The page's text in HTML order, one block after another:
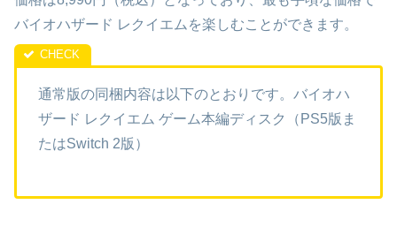
バイオハザード レクイエムを楽しむことができます。
通常版の同梱内容は以下のとおりです。バイオハ
ザード レクイエム ゲーム本編ディスク（PS5版ま
たはSwitch 2版）